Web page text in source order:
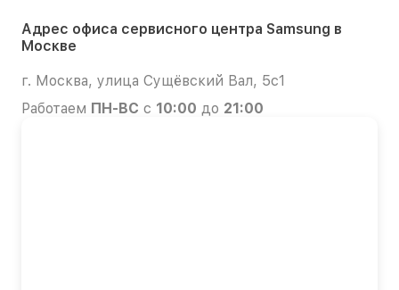
Адрес офиса сервисного центра Samsung в
Москве
г. Москва, улица Сущёвский Вал, 5с1
Работаем ПН-ВС с 10:00 до 21:00